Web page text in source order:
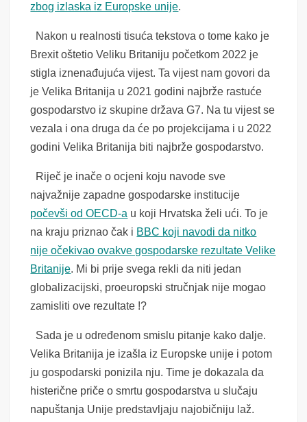
zbog izlaska iz Europske unije.
Nakon u realnosti tisuća tekstova o tome kako je
Brexit oštetio Veliku Britaniju početkom 2022 je
stigla iznenađujuća vijest. Ta vijest nam govori da
je Velika Britanija u 2021 godini najbrže rastuće
gospodarstvo iz skupine država G7. Na tu vijest se
vezala i ona druga da će po projekcijama i u 2022
godini Velika Britanija biti najbrže gospodarstvo.
Riječ je inače o ocjeni koju navode sve
najvažnije zapadne gospodarske institucije
počevši od OECD-a u koji Hrvatska želi ući. To je
na kraju priznao čak i BBC koji navodi da nitko
nije očekivao ovakve gospodarske rezultate Velike
Britanije. Mi bi prije svega rekli da niti jedan
globalizacijski, proeuropski stručnjak nije mogao
zamisliti ove rezultate !?
Sada je u određenom smislu pitanje kako dalje.
Velika Britanija je izašla iz Europske unije i potom
ju gospodarski ponizila nju. Time je dokazala da
histerične priče o smrtu gospodarstva u slučaju
napuštanja Unije predstavljaju najobičniju laž.